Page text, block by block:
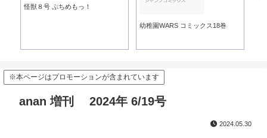
怪獣８号 ぷちめもっ！
幼稚園WARS コミックス18巻
※本ページはプロモーションが含まれています
anan 増刊 2024年 6/19号
2024.05.30